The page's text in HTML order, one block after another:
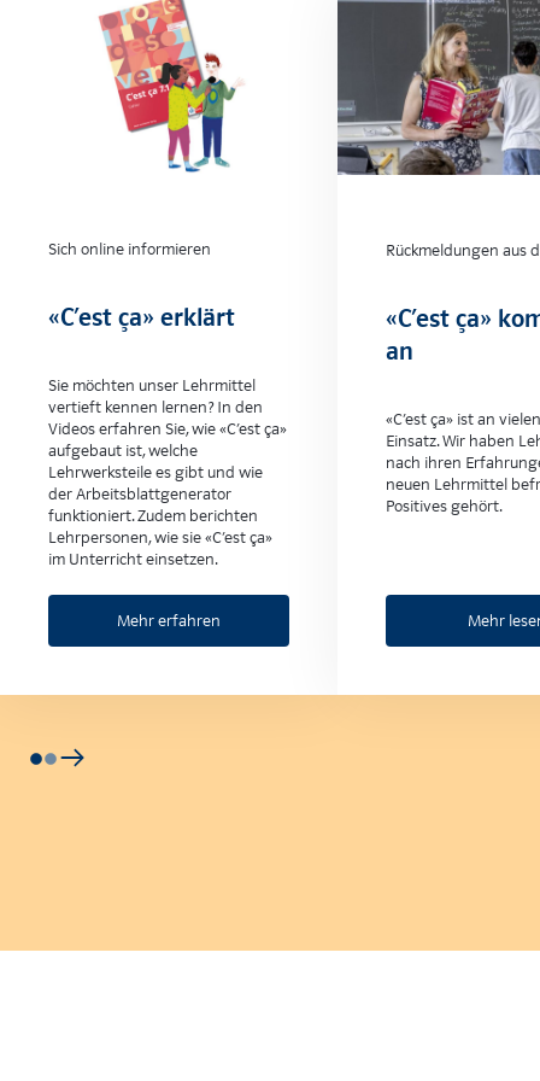
Sich online informieren
«C’est ça» erklärt
Sie möchten unser Lehrmittel
vertieft kennen lernen? In den
Videos erfahren Sie, wie «C’est ça»
aufgebaut ist, welche
Lehrwerksteile es gibt und wie
der Arbeitsblattgenerator
funktioniert. Zudem berichten
Lehrpersonen, wie sie «C’est ça»
im Unterricht einsetzen.
Mehr erfahren
Rückmeldungen aus
«C’est ça»
an
«C’est ça» ist an
Einsatz. Wir haben
nach ihren
neuen Lehrmittel
Positives gehört.
Mehr